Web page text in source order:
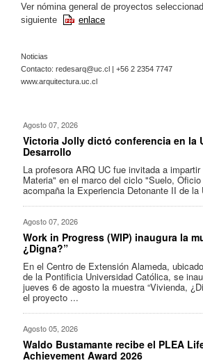
Ver nómina general de proyectos
siguiente
enlace
Noticias
Contacto: redesarq@uc.cl | +56 2 2354 7747
www.arquitectura.uc.cl
Agosto 07, 2026
Victoria Jolly dictó conferencia en la
Desarrollo
La profesora ARQ UC fue invitada a
Materia" en el marco del ciclo "Suelo,
acompaña la Experiencia Detonante II de la
Agosto 07, 2026
Work in Progress (WIP) inaugura la
¿Digna?”
En el Centro de Extensión Alameda,
de la Pontificia Universidad Católica, se
jueves 6 de agosto la muestra “Vivienda,
el proyecto ...
Agosto 05, 2026
Waldo Bustamante recibe el PLEA
Achievement Award 2026